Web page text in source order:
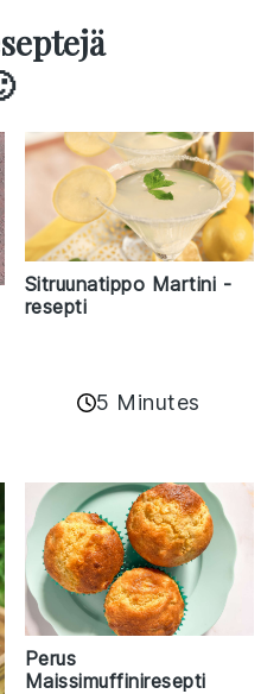
Sitruunatippo Martini -
resepti
5 Minutes
Perus
Maissimuffiniresepti